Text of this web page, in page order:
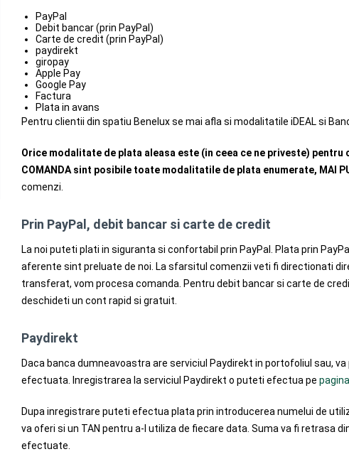
PayPal
Debit bancar (prin PayPal)
Carte de credit (prin PayPal)
paydirekt
giropay
Apple Pay
Google Pay
Factura
Plata in avans
Pentru clientii din spatiu Benelux se mai afla si modalitatile iDEAL si
Orice modalitate de plata aleasa este (in ceea ce ne priveste)
COMANDA sint posibile toate modalitatile de plata enumerate, MAI
comenzi.
Prin PayPal, debit bancar si carte de credit
La noi puteti plati in siguranta si confortabil prin PayPal. Plata prin
aferente sint preluate de noi. La sfarsitul comenzii veti fi directionati
transferat, vom procesa comanda. Pentru debit bancar si carte de
deschideti un cont rapid si gratuit.
Paydirekt
Daca banca dumneavoastra are serviciul Paydirekt in portofoliul sau,
efectuata. Inregistrarea la serviciul Paydirekt o puteti efectua pe
Dupa inregistrare puteti efectua plata prin introducerea numelui de
va oferi si un TAN pentru a-l utiliza de fiecare data. Suma va fi retrasa
efectuate.